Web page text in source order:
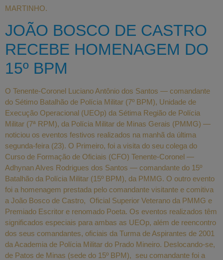
MARTINHO.
JOÃO BOSCO DE CASTRO
RECEBE HOMENAGEM DO
15º BPM
O Tenente-Coronel Luciano Antônio dos Santos — comandante
do Sétimo Batalhão de Polícia Militar (7º BPM), Unidade de
Execução Operacional (UEOp) da Sétima Região de Polícia
Militar (7ª RPM), da Polícia Militar de Minas Gerais (PMMG) —
noticiou os eventos festivos realizados na manhã da última
segunda-feira (23). O Primeiro, foi a visita do seu colega do
Curso de Formação de Oficiais (CFO) Tenente-Coronel —
Adhynan Alves Rodrigues dos Santos — comandante do 15º
Batalhão da Polícia Militar (15º BPM), da PMMG. O outro evento
foi a homenagem prestada pelo comandante visitante e comitiva
a João Bosco de Castro, Oficial Superior Veterano da PMMG e
Premiado Escritor e renomado Poeta. Os eventos realizados têm
significados especiais para ambas as UEOp, além de reencontro
dos seus comandantes, oficiais da Turma de Aspirantes de 2001
da Academia de Polícia Militar do Prado Mineiro. Deslocando-se,
de Patos de Minas (sede do 15º BPM), seu comandante foi a